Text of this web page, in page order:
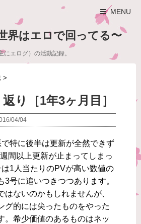
MENU
界はエロで回ってる〜
エログ）の活動記録。
>
り［1年3ヶ月目］
04/04
特に後半は更新が全然できず
間以上更新が止まってしまっ
1人当たりのPVが高い数値の
3号に追いつきつつあります。
はないのかもしれませんが、
グ的には尖ったものをやった
。希少価値のあるものはネッ